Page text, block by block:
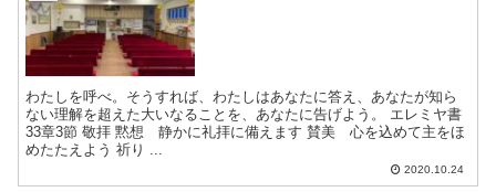
わたしを呼べ。そうすれば、わたしはあなたに答え、あなたが知ら
ない理解を超えた大いなることを、あなたに告げよう。 エレミヤ書
33章3節 敬拝 黙想 静かに礼拝に備えます 賛美 心を込めて主をほ
めたたえよう 祈り ...
2020.10.24